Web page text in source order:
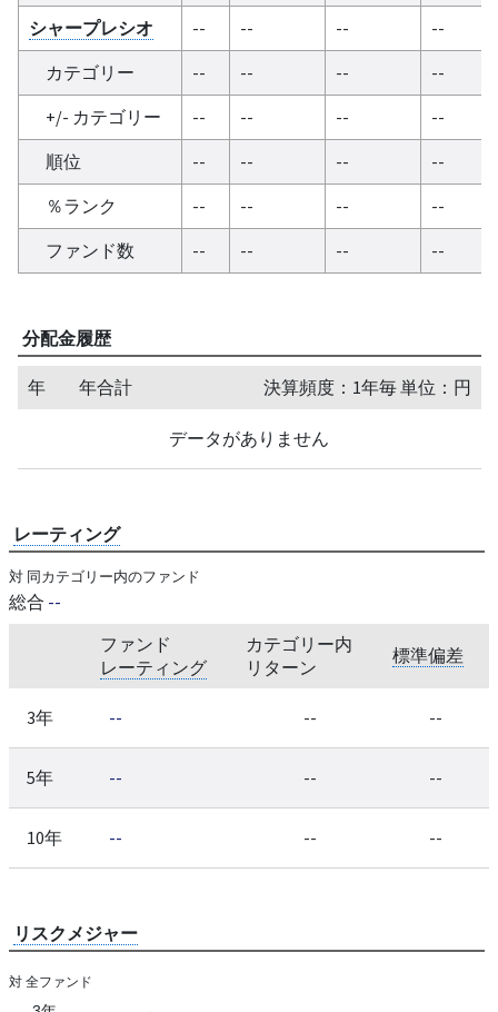
シャープレシオ -- -- --
--
カテゴリー
-- -- --
--
+/- カテゴリー
-- -- --
--
順位
-- -- --
--
％ランク
-- -- --
--
ファンド数
-- -- -- --
分配金履歴
年 年合計 決算頻度：1年毎 単位：円
データがありません
レーティング
対 同カテゴリー内のファンド
総合 --
ファンド
レーティング
カテゴリー内
リターン
標準偏差
3年 -- -- --
5年 -- -- --
10年 -- -- --
リスクメジャー
対 全ファンド